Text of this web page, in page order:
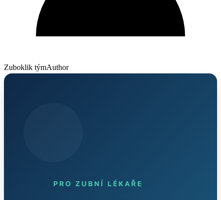
Zuboklik týmAuthor